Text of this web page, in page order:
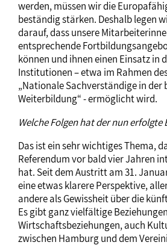
werden, müssen wir die
beständig stärken. Deshalb legen
darauf, dass unsere
entsprechende
können und ihnen einen Einsatz in
Institutionen – etwa im Rahmen
„Nationale Sachverständige in der
Weiterbildung“ - ermöglicht wird.
Welche Folgen hat der nun
Das ist ein sehr wichtiges Thema,
Referendum vor bald vier Jahren
hat. Seit dem Austritt am 31.
eine etwas klarere Perspektive,
andere als Gewissheit über die
Es gibt ganz vielfältige
Wirtschaftsbeziehungen, auch
zwischen Hamburg und dem